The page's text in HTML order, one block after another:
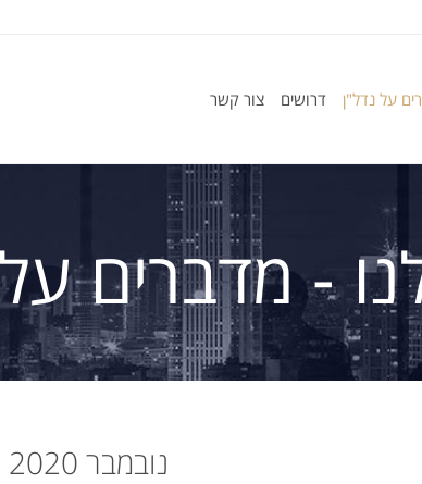
על נדל"ן דרושים צור קשר
- מדברים
נובמבר 2020